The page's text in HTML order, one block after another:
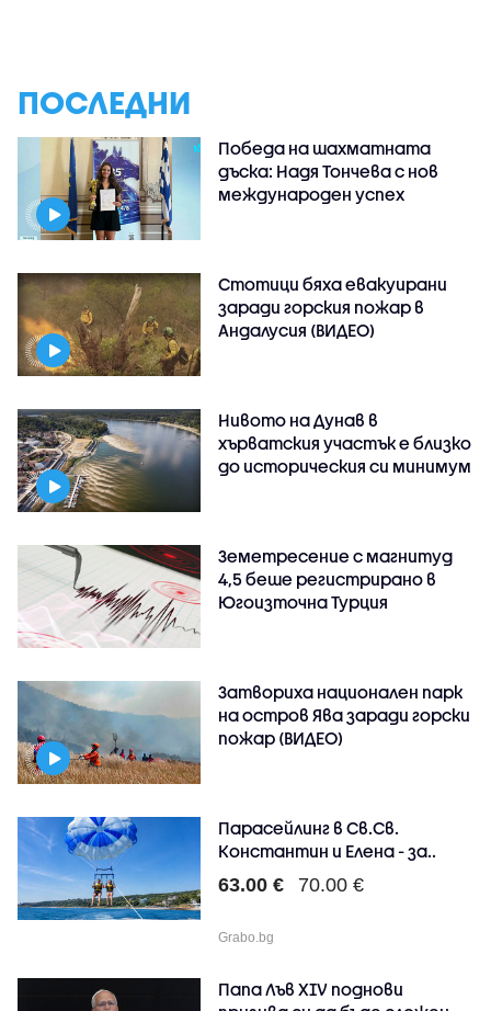
ПОСЛЕДНИ
Победа на шахматната
дъска: Надя Тончева с нов
международен успех
Стотици бяха евакуирани
заради горския пожар в
Андалусия (ВИДЕО)
Нивото на Дунав в
хърватския участък е близко
до историческия си минимум
Земетресение с магнитуд
4,5 беше регистрирано в
Югоизточна Турция
Затвориха национален парк
на остров Ява заради горски
пожар (ВИДЕО)
Парасейлинг в Св.Св.
Константин и Елена - за..
63.00 € 70.00 €
Grabo.bg
Папа Лъв XIV поднови